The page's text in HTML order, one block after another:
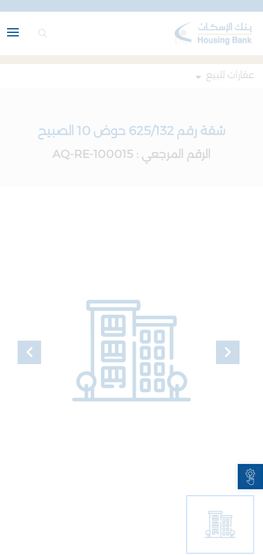
Open toolbar
عقارات للبيع
شقة رقم 625/132 حوض 10 الصبيح
الرقم المرجعي : AQ-RE-100015